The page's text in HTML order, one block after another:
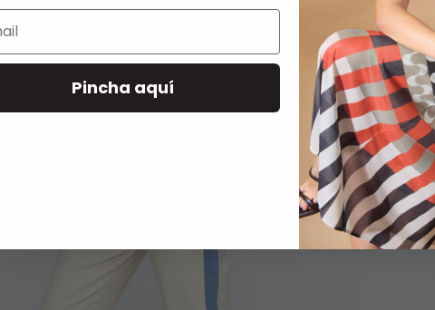
Pincha aquí